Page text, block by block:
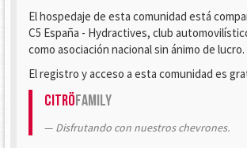
El hospedaje de esta comunidad está
C5 España - Hydractives, club
como asociación nacional sin ánimo de lucro.
El registro y acceso a esta comunidad es
CitröFamily
Disfrutando con nuestros chevrones.